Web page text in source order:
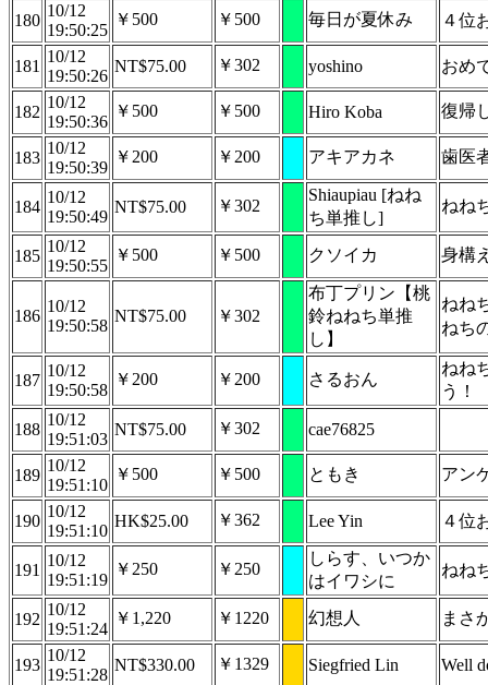
180
10/12
19:50:25
￥500 ￥500 毎日が夏休み ４位
181
10/12
19:50:26
NT$75.00 ￥302 yoshino おめ
182
10/12
19:50:36
￥500 ￥500 Hiro Koba 復帰
183
10/12
19:50:39
￥200 ￥200 アキアカネ 歯医
184
10/12
19:50:49
NT$75.00 ￥302
Shiaupiau [ねね
ち単推し]
ねね
185
10/12
19:50:55
￥500 ￥500 クソイカ 身構
186
10/12
19:50:58
NT$75.00 ￥302
布丁プリン【桃
鈴ねねち単推
し】
ねね
ねち
187
10/12
19:50:58
￥200 ￥200 さるおん
ねね
う！
188
10/12
19:51:03
NT$75.00 ￥302 cae76825
189
10/12
19:51:10
￥500 ￥500 ともき アン
190
10/12
19:51:10
HK$25.00 ￥362 Lee Yin ４位
191
10/12
19:51:19
￥250 ￥250
しらす、いつか
はイワシに
ねね
192
10/12
19:51:24
￥1,220 ￥1220 幻想人 まさ
193
10/12
19:51:28
NT$330.00 ￥1329 Siegfried Lin Well